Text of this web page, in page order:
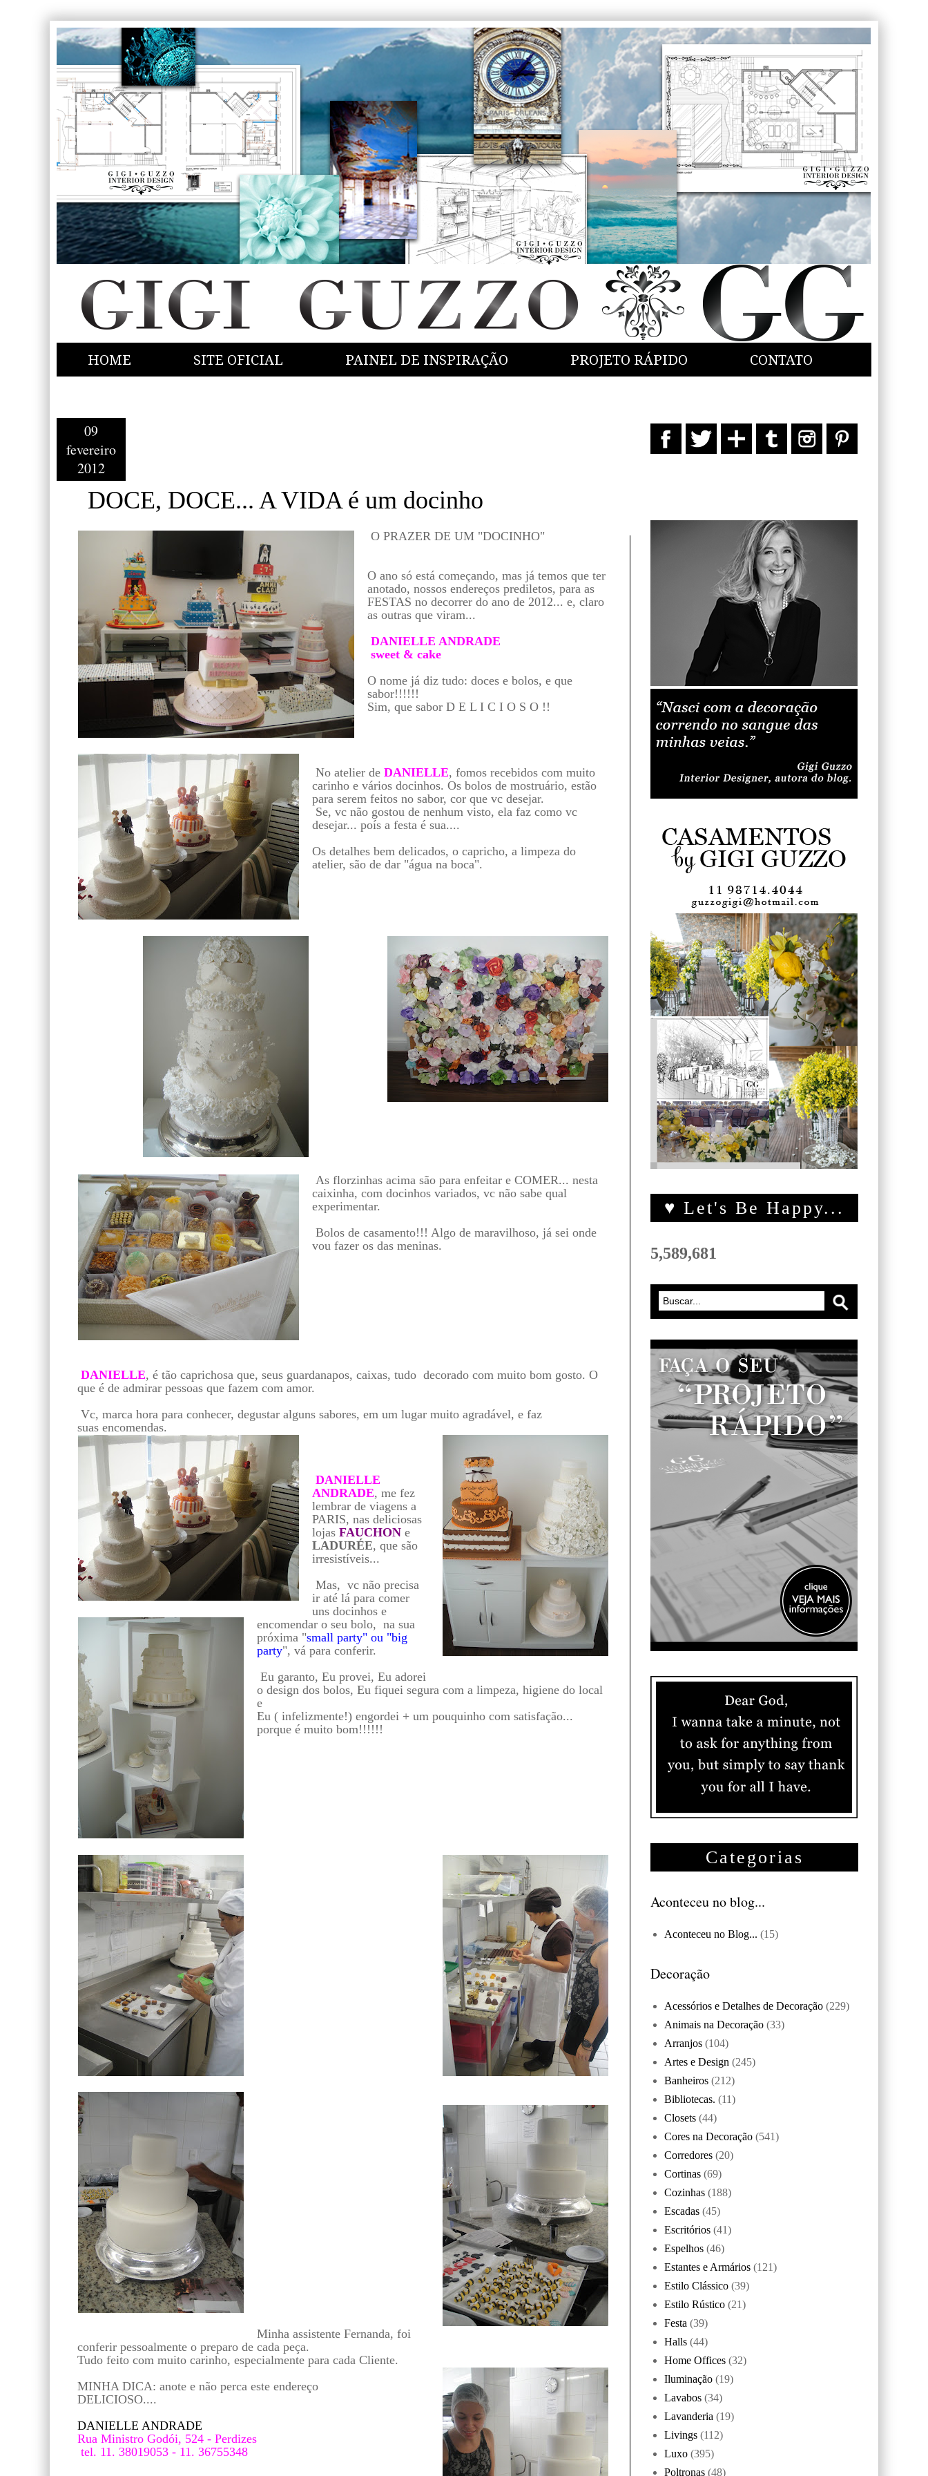
HOME SITE OFICIAL PAINEL DE INSPIRAÇÃO PROJETO RÁPIDO CONTATO
09
fevereiro
2012
DOCE, DOCE... A VIDA é um docinho
O PRAZER DE UM "DOCINHO"
O ano só está começando, mas já temos que ter
anotado, nossos endereços prediletos, para as
FESTAS no decorrer do ano de 2012... e, claro
as outras que viram...
DANIELLE ANDRADE
sweet & cake
O nome já diz tudo: doces e bolos, e que
sabor!!!!!!
Sim, que sabor D E L I C I O S O !!
No atelier deDANIELLE, fomos recebidos com muito
carinho e vários docinhos. Os bolos de mostruário, estão
para serem feitos no sabor, cor que vc desejar.
Se, vc não gostou de nenhum visto, ela faz como vc
desejar... poís a festa é sua....
Os detalhes bem delicados, o capricho, a limpeza do
atelier, são de dar "água na boca".
As florzinhas acima são para enfeitar e COMER... nesta
caixinha, com docinhos variados, vc não sabe qual
experimentar.
Bolos de casamento!!! Algo de maravilhoso, já sei onde
vou fazer os das meninas.
DANIELLE, é tão caprichosa que, seus guardanapos, caixas, tudo decorado com muito bom gosto. O
que é de admirar pessoas que fazem com amor.
Vc, marca hora para conhecer, degustar alguns sabores, em um lugar muito agradável, e faz
suas encomendas.
DANIELLE
ANDRADE, me fez
lembrar de viagens a
PARIS, nas deliciosas
lojas FAUCHONe
LADURÉE, que são
irresistíveis...
Mas, vc não precisa
ir até lá para comer
uns docinhos e
encomendar o seu bolo, na sua
próxima "small party" ou "big
party", vá para conferir.
Eu garanto, Eu provei, Eu adorei
o design dos bolos, Eu fiquei segura com a limpeza, higiene do local
e
Eu ( infelizmente!) engordei + um pouquinho com satisfação...
porque é muito bom!!!!!!
Minha assistente Fernanda, foi
conferir pessoalmente o preparo de cada peça.
Tudo feito com muito carinho, especialmente para cada Cliente.
MINHA DICA: anote e não perca este endereço
DELICIOSO....
DANIELLE ANDRADE
Rua Ministro Godói, 524 - Perdizes
tel. 11. 38019053 - 11. 36755348
♥ Let's Be Happy...
5,589,681
Categorias
Aconteceu no blog...
Aconteceu no Blog... (15)
Decoração
Acessórios e Detalhes de Decoração (229)
Animais na Decoração (33)
Arranjos (104)
Artes e Design (245)
Banheiros (212)
Bibliotecas. (11)
Closets (44)
Cores na Decoração (541)
Corredores (20)
Cortinas (69)
Cozinhas (188)
Escadas (45)
Escritórios (41)
Espelhos (46)
Estantes e Armários (121)
Estilo Clássico (39)
Estilo Rústico (21)
Festa (39)
Halls (44)
Home Offices (32)
Iluminação (19)
Lavabos (34)
Lavanderia (19)
Livings (112)
Luxo (395)
Poltronas (48)